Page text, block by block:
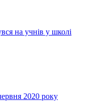
на учнів у школі
2020 року